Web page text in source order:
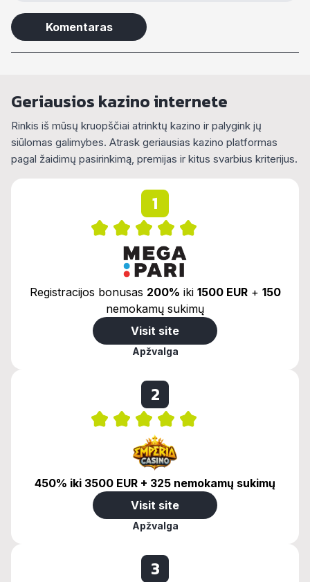
Geriausios kazino internete
Rinkis iš mūsų kruopščiai atrinktų kazino ir palygink jų
siūlomas galimybes. Atrask geriausias kazino platformas
pagal žaidimų pasirinkimą, premijas ir kitus svarbius kriterijus.
1
Registracijos bonusas 200% iki 1500 EUR+ 150
nemokamų sukimų
Visit site
Apžvalga
2
450% iki 3500 EUR + 325 nemokamų sukimų
Visit site
Apžvalga
3